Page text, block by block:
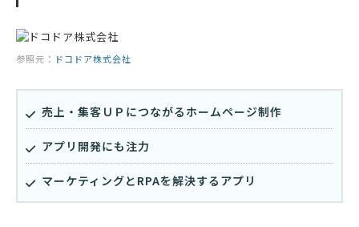
参照元： ドコドア株式会社
売上・集客ＵＰにつながるホームページ制作
アプリ開発にも注力
マーケティングとRPAを解決するアプリ